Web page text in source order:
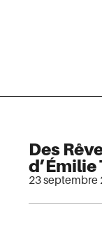
Des
d’Émilie
23 septembre